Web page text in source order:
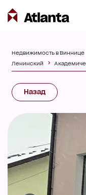
Недвижимость в Виннице
Ленинский
Назад